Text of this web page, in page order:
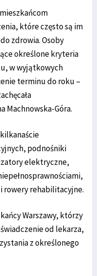
które często są im
zdrowia. Osoby
określone kryteria
w wyjątkowych
terminu do roku –
Machnowska-Góra.
podnośniki
elektryczne,
rehabilitacyjne.
Warszawy, którzy
od lekarza,
z określonego